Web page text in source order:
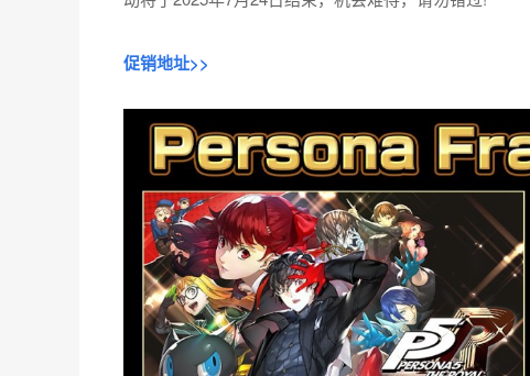
促销地址>>